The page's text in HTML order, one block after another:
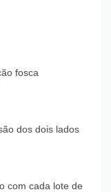
fosca
dos dois lados
com cada lote de